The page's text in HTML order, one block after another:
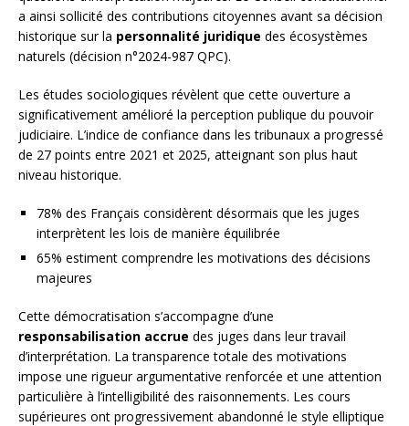
a ainsi sollicité des contributions citoyennes avant sa décision
historique sur la personnalité juridique des écosystèmes
naturels (décision n°2024-987 QPC).
Les études sociologiques révèlent que cette ouverture a
significativement amélioré la perception publique du pouvoir
judiciaire. L’indice de confiance dans les tribunaux a progressé
de 27 points entre 2021 et 2025, atteignant son plus haut
niveau historique.
78% des Français considèrent désormais que les juges
interprètent les lois de manière équilibrée
65% estiment comprendre les motivations des décisions
majeures
Cette démocratisation s’accompagne d’une
responsabilisation accrue des juges dans leur travail
d’interprétation. La transparence totale des motivations
impose une rigueur argumentative renforcée et une attention
particulière à l’intelligibilité des raisonnements. Les cours
supérieures ont progressivement abandonné le style elliptique